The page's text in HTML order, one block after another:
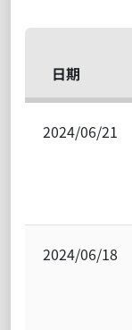
日期
2024/06/21
2024/06/18